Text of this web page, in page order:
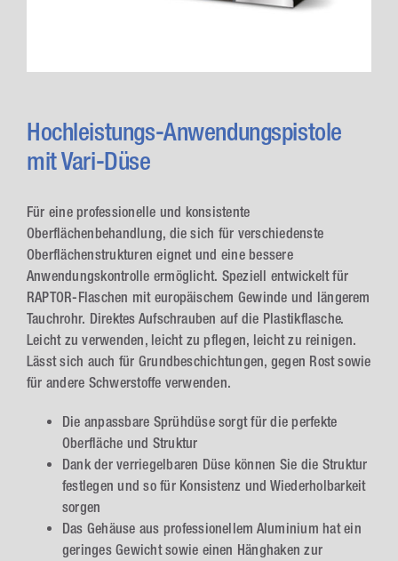
Hochleistungs-Anwendungspistole
mit Vari-Düse
Für eine professionelle und konsistente
Oberflächenbehandlung, die sich für verschiedenste
Oberflächenstrukturen eignet und eine bessere
Anwendungskontrolle ermöglicht. Speziell entwickelt für
RAPTOR-Flaschen mit europäischem Gewinde und längerem
Tauchrohr. Direktes Aufschrauben auf die Plastikflasche.
Leicht zu verwenden, leicht zu pflegen, leicht zu reinigen.
Lässt sich auch für Grundbeschichtungen, gegen Rost sowie
für andere Schwerstoffe verwenden.
Die anpassbare Sprühdüse sorgt für die perfekte
Oberfläche und Struktur
Dank der verriegelbaren Düse können Sie die Struktur
festlegen und so für Konsistenz und Wiederholbarkeit
sorgen
Das Gehäuse aus professionellem Aluminium hat ein
geringes Gewicht sowie einen Hänghaken zur